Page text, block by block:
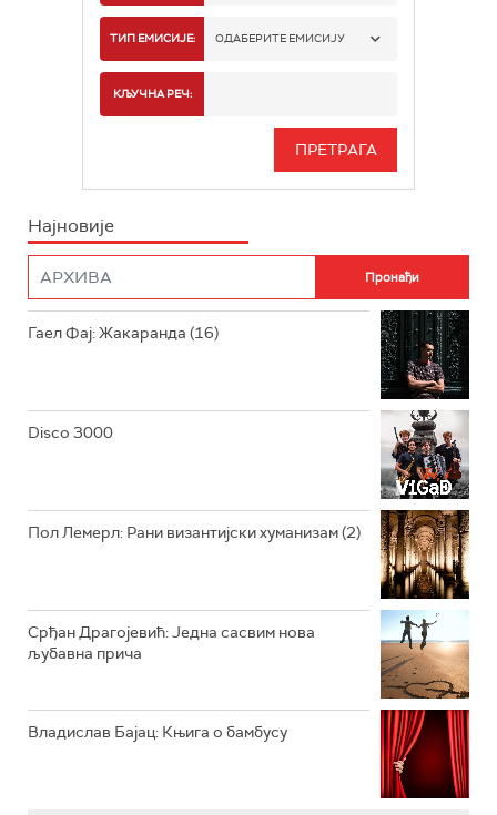
РАДИО БЕОГРАД 1
РАДИО БЕОГРАД 3
РАДИО РОКЕНРОЛЕР
РАДИО ЏЕЗЕР
ТИП ЕМИСИЈЕ: ОДАБЕРИТЕ ЕМИСИЈУ
ИНФО
КЉУЧНА РЕЧ:
Најновије
Гаел Фај: Жакаранда (16)
Disco 3000
Пол Лемерл: Рани византијски хуманизам (2)
Срђан Драгојевић: Једна сасвим нова
љубавна прича
Владислав Бајац: Књига о бамбусу